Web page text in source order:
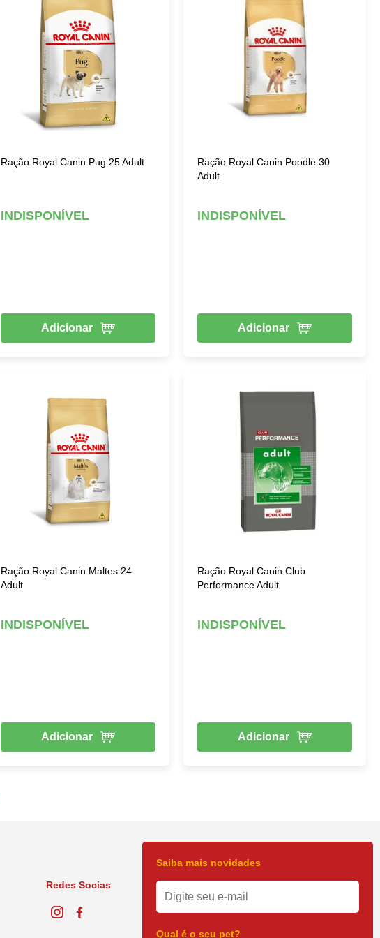
Ração Royal Canin Pug 25 Adult
INDISPONÍVEL
Adicionar
Ração Royal Canin Poodle 30
Adult
INDISPONÍVEL
Adicionar
Ração Royal Canin Maltes 24
Adult
INDISPONÍVEL
Adicionar
Ração Royal Canin Club
Performance Adult
INDISPONÍVEL
Adicionar
Redes Socias
Saiba mais novidades
Qual é o seu pet?